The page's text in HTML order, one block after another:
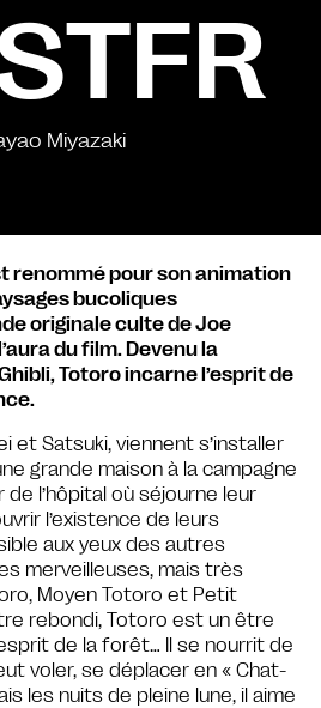
Miyazaki
renommé pour son animation
bucoliques
originale culte de Joe
du film. Devenu la
Totoro incarne l’esprit de
et Satsuki, viennent s’installer
grande maison à la campagne
l’hôpital où séjourne leur
l’existence de leurs
aux yeux des autres
merveilleuses, mais très
Moyen Totoro et Petit
rebondi, Totoro est un être
de la forêt… Il se nourrit de
voler, se déplacer en « Chat-
les nuits de pleine lune, il aime